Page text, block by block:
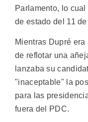
Parlamento, lo
de estado del 11
Mientras Dupré
de reflotar una
lanzaba su
"inaceptable" la
para las
fuera del PDC.